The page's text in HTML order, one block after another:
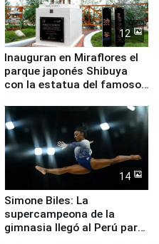
12
Inauguran en Miraflores el
parque japonés Shibuya
con la estatua del famoso
14
Simone Biles: La
supercampeona de la
gimnasia llegó al Perú para